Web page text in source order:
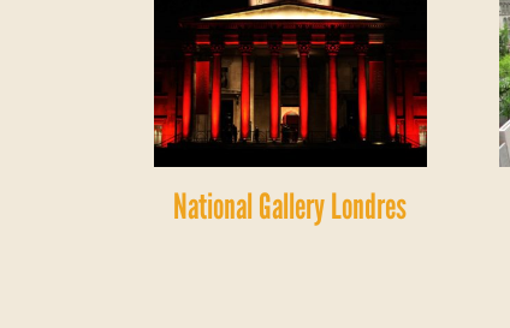
National Gallery Londres